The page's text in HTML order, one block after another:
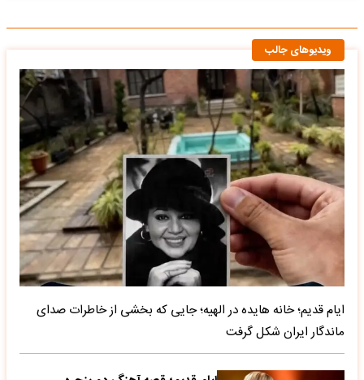
ویدیوهای جالب
ایام قدیم؛ خانه هایده در الهیه؛ جایی که بخشی از خاطرات صدای
ماندگار ایران شکل گرفت